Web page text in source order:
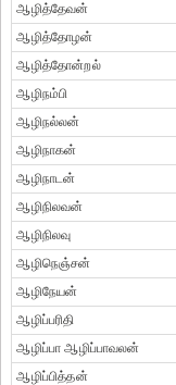
ஆழித்தேவன்
ஆழித்தோழன்
ஆழித்தோன்றல்
ஆழிநம்பி
ஆழிநல்லன்
ஆழிநாகன்
ஆழிநாடன்
ஆழிநிலவன்
ஆழிநிலவு
ஆழிநெஞ்சன்
ஆழிநேயன்
ஆழிப்பரிதி
ஆழிப்பா ஆழிப்பாவலன்
ஆழிப்பித்தன்